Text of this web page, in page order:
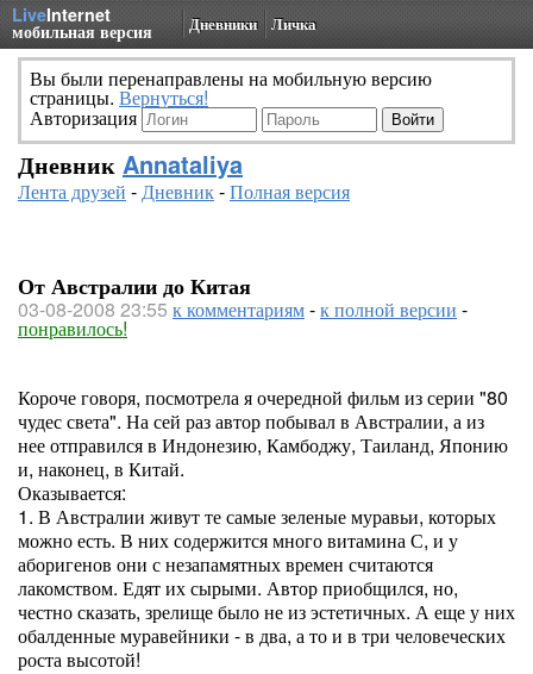
LiveInternet
мобильная версия Дневники Личка
Вы были перенаправлены на мобильную версию
страницы. Вернуться!
Авторизация
Дневник Annataliya
Лента друзей -Дневник-Полная версия
От Австралии до Китая
03-08-2008 23:55 к комментариям-к полной версии -
понравилось!
Короче говоря, посмотрела я очередной фильм из серии "80
чудес света". На сей раз автор побывал в Австралии, а из
нее отправился в Индонезию, Камбоджу, Таиланд, Японию
и, наконец, в Китай.
Оказывается:
1. В Австралии живут те самые зеленые муравьи, которых
можно есть. В них содержится много витамина С, и у
аборигенов они с незапамятных времен считаются
лакомством. Едят их сырыми. Автор приобщился, но,
честно сказать, зрелище было не из эстетичных. А еще у них
обалденные муравейники - в два, а то и в три человеческих
роста высотой!